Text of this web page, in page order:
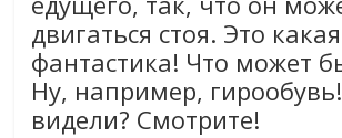
двигаться стоя. Это
фантастика! Что может
Ну, например,
видели? Смотрите!